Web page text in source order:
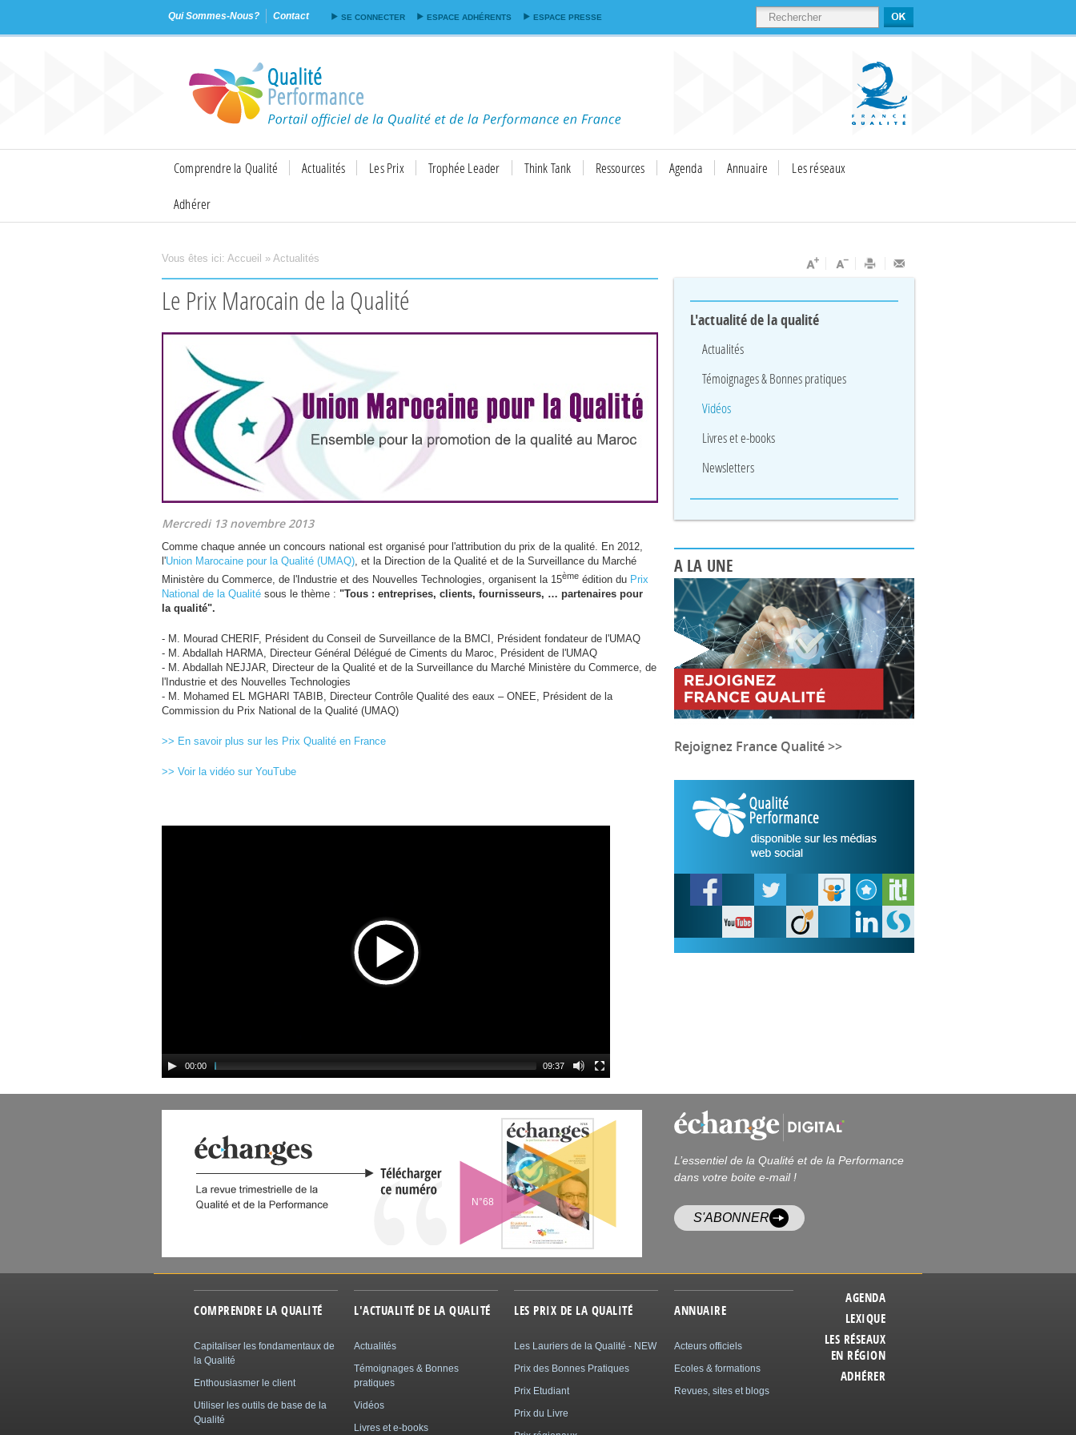
contenu
principal
Qui Sommes-Nous? Contact SE CONNECTER ESPACE ADHÉRENTS ESPACE PRESSE RECHERCHER
Comprendre la Qualité Actualités Les Prix Trophée Leader Think Tank Ressources Agenda Annuaire
Les réseaux
Adhérer
Vous êtes ici: Accueil » Actualités
Le Prix Marocain de la Qualité
Mercredi 13 novembre 2013
Comme chaque année un concours national est organisé pour l'attribution du prix de la qualité. En 2012,
l'Union Marocaine pour la Qualité (UMAQ), et la Direction de la Qualité et de la Surveillance du Marché
Ministère du Commerce, de l'Industrie et des Nouvelles Technologies, organisent la 15ème édition du Prix
National de la Qualité sous le thème : "Tous : entreprises, clients, fournisseurs, … partenaires pour
la qualité".
- M. Mourad CHERIF, Président du Conseil de Surveillance de la BMCI , Président fondateur de l'UMAQ
- M. Abdallah HARMA, Directeur Général Délégué de Ciments du Maroc, Président de l'UMAQ
- M. Abdallah NEJJAR, Directeur de la Qualité et de la Surveillance du Marché Ministère du Commerce, de
l'Industrie et des Nouvelles Technologies
- M. Mohamed EL MGHARI TABIB, Directeur Contrôle Qualité des eaux – ONEE, Président de la
Commission du Prix National de la Qualité (UMAQ)
>> En savoir plus sur les Prix Qualité en France
>> Voir la vidéo sur YouTube
00:00 09:37
L'actualité de la qualité
Actualités
Témoignages & Bonnes pratiques
Vidéos
Livres et e-books
Newsletters
A LA UNE
Rejoignez France Qualité >>
N°68
L’essentiel de la Qualité et de la Performance
dans votre boite e-mail !
S'ABONNER
COMPRENDRE LA QUALITÉ
Capitaliser les fondamentaux de
la Qualité
Enthousiasmer le client
Utiliser les outils de base de la
Qualité
L'ACTUALITÉ DE LA QUALITÉ
Actualités
Témoignages & Bonnes
pratiques
Vidéos
Livres et e-books
LES PRIX DE LA QUALITÉ
Les Lauriers de la Qualité - NEW
Prix des Bonnes Pratiques
Prix Etudiant
Prix du Livre
ANNUAIRE
Acteurs officiels
Ecoles & formations
Revues, sites et blogs
AGENDA
LEXIQUE
LES RÉSEAUX
EN RÉGION
ADHÉRER